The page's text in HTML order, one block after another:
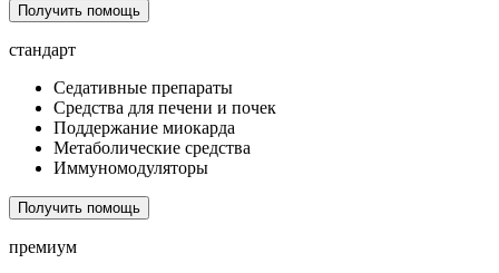
Получить помощь
стандарт
Седативные препараты
Средства для печени и почек
Поддержание миокарда
Метаболические средства
Иммуномодуляторы
Получить помощь
премиум